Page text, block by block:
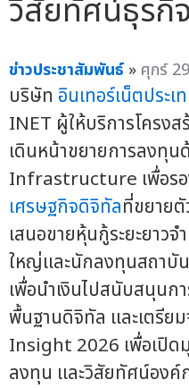
วิสัยทัศน์ธุรกิ
ข่าวประชาสัมพันธ์ » ศุกร์
บริษัท อินเทอร์เน็ตประเ
INET ผู้ให้บริการโครง
เดินหน้าขยายการลงทุ
Infrastructure เพื่อรอ
เศรษฐกิจดิจิทัลที่ขยายตั
เสนอขายหุ้นกู้ระยะยาว
ใหญ่และนักลงทุนสถาบั
เพื่อนำเงินไปสนับสนุนก
พื้นฐานดิจิทัล และเตรี
Insight 2026 เพื่อเปิด
ลงทุน และวิสัยทัศน์อง